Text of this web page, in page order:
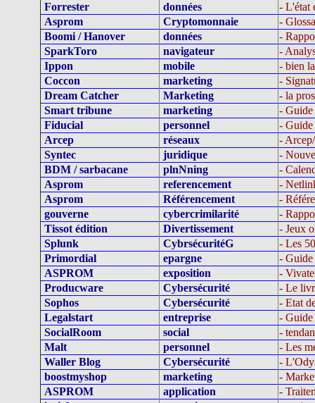
Forrester
données
- L'état
Asprom
Cryptomonnaie
-
Boomi / Hanover
données
-
SparkToro
navigateur
-
Ippon
mobile
- bien
Coccon
marketing
-
Dream Catcher
Marketing
- la
Smart tribune
marketing
- Guide
Fiducial
personnel
- Guide
Arcep
réseaux
-
Syntec
juridique
-
BDM / sarbacane
plnNning
-
Asprom
referencement
-
Asprom
Référencement
-
gouverne
cybercrimilarité
-
Tissot édition
Divertissement
- Jeux
Splunk
CybrsécuritéG
- Les
Primordial
epargne
- Guide
ASPROM
exposition
-
Producware
Cybersécurité
- Le
Sophos
Cybersécurité
- Etat
Legalstart
entreprise
- Guide
SocialRoom
social
-
Malt
personnel
- Les
Waller Blog
Cybersécurité
-
boostmyshop
marketing
-
ASPROM
application
-